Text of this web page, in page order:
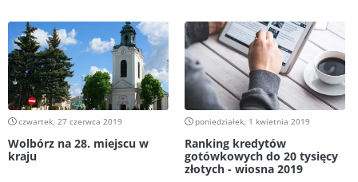
czwartek, 27 czerwca 2019
Wolbórz na 28. miejscu w
kraju
poniedziałek, 1 kwietnia 2019
Ranking kredytów
gotówkowych do 20 tysięcy
złotych - wiosna 2019